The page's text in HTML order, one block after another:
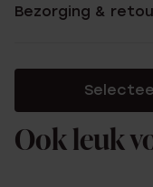
Bezorging &
Ook leuk